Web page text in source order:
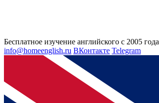
Бесплатное изучение английского с 2005 года
info@homeenglish.ru ВКонтакте Telegram